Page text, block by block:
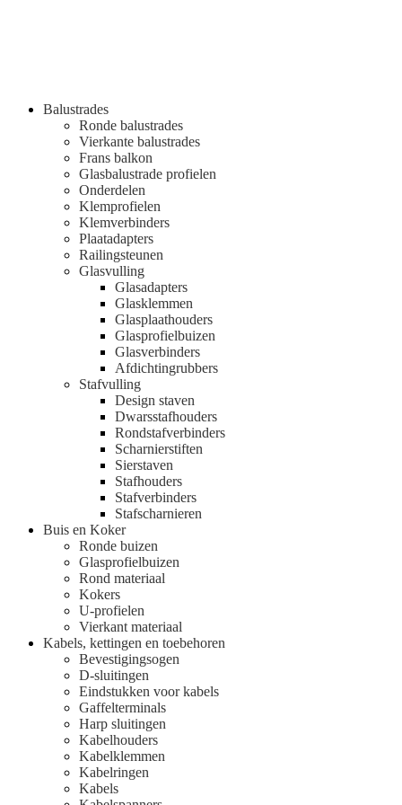
Balustrades
Ronde balustrades
Vierkante balustrades
Frans balkon
Glasbalustrade profielen
Onderdelen
Klemprofielen
Klemverbinders
Plaatadapters
Railingsteunen
Glasvulling
Glasadapters
Glasklemmen
Glasplaathouders
Glasprofielbuizen
Glasverbinders
Afdichtingrubbers
Stafvulling
Design staven
Dwarsstafhouders
Rondstafverbinders
Scharnierstiften
Sierstaven
Stafhouders
Stafverbinders
Stafscharnieren
Buis en Koker
Ronde buizen
Glasprofielbuizen
Rond materiaal
Kokers
U-profielen
Vierkant materiaal
Kabels, kettingen en toebehoren
Bevestigingsogen
D-sluitingen
Eindstukken voor kabels
Gaffelterminals
Harp sluitingen
Kabelhouders
Kabelklemmen
Kabelringen
Kabels